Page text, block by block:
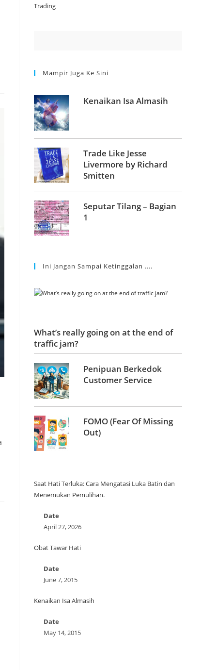
Trading
Mampir Juga Ke Sini
Kenaikan Isa Almasih
Trade Like Jesse
Livermore by Richard
Smitten
Seputar Tilang – Bagian
1
Ini Jangan Sampai Ketinggalan ....
What’s really going on at the end of
traffic jam?
Penipuan Berkedok
Customer Service
FOMO (Fear Of Missing
Out)
Saat Hati Terluka: Cara Mengatasi Luka Batin dan
Menemukan Pemulihan.
Date
April 27, 2026
Obat Tawar Hati
Date
June 7, 2015
Kenaikan Isa Almasih
Date
May 14, 2015